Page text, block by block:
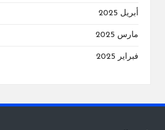
أبريل 2025
مارس 2025
فبراير 2025